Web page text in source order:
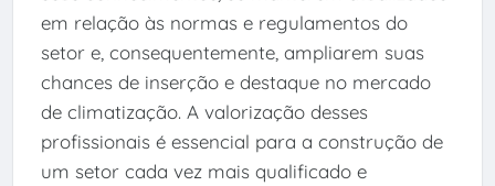
em relação às normas e regulamentos do
setor e, consequentemente, ampliarem suas
chances de inserção e destaque no mercado
de climatização. A valorização desses
profissionais é essencial para a construção de
um setor cada vez mais qualificado e